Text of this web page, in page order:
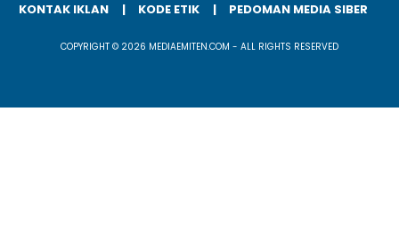
KONTAK IKLAN
KODE ETIK PEDOMAN MEDIA SIBER
COPYRIGHT © 2026 MEDIAEMITEN.COM - ALL RIGHTS RESERVED